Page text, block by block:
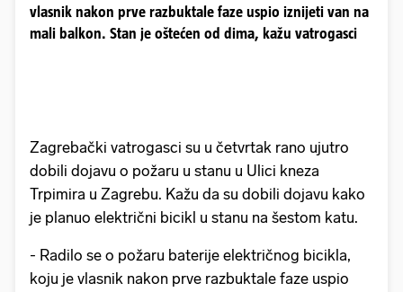
vlasnik nakon prve razbuktale faze uspio iznijeti van na
mali balkon. Stan je oštećen od dima, kažu vatrogasci
Zagrebački vatrogasci su u četvrtak rano ujutro
dobili dojavu o požaru u stanu u Ulici kneza
Trpimira u Zagrebu. Kažu da su dobili dojavu kako
je planuo električni bicikl u stanu na šestom katu.
- Radilo se o požaru baterije električnog bicikla,
koju je vlasnik nakon prve razbuktale faze uspio